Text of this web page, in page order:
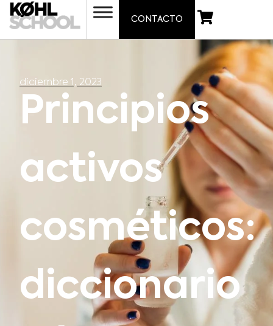
CONTACTO
diciembre 1, 2023
Principios
activos
cosméticos:
diccionario